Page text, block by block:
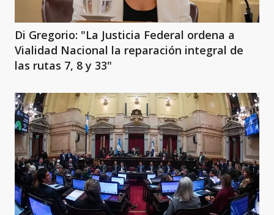
Di Gregorio: "La Justicia Federal ordena a
Vialidad Nacional la reparación integral de
las rutas 7, 8 y 33"